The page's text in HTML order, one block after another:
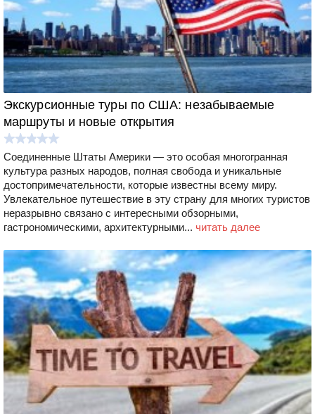
Экскурсионные туры по США: незабываемые
маршруты и новые открытия
Соединенные Штаты Америки — это особая многогранная
культура разных народов, полная свобода и уникальные
достопримечательности, которые известны всему миру.
Увлекательное путешествие в эту страну для многих туристов
неразрывно связано с интересными обзорными,
гастрономическими, архитектурными... читать далее